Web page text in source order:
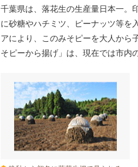
千葉県は、落花生の生産量日本一。
に砂糖やハチミツ、ピーナッツ等を
アにより、このみそピーを大人から
そピーから揚げ」は、現在では市内